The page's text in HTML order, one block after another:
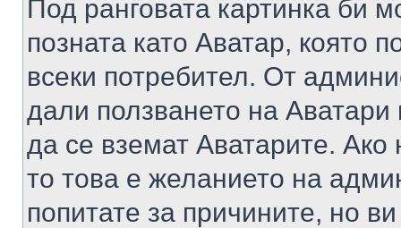
Под ранговата картинка би
позната като Аватар, която
всеки потребител. От
дали ползването на
да се вземат Аватарите.
то това е желанието на
попитате за причините, но